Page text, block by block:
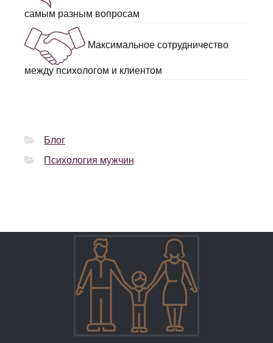
самым разным вопросам
Максимальное сотрудничество
между психологом и клиентом
Блог
Психология мужчин